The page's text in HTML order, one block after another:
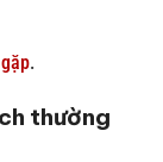
.
thường